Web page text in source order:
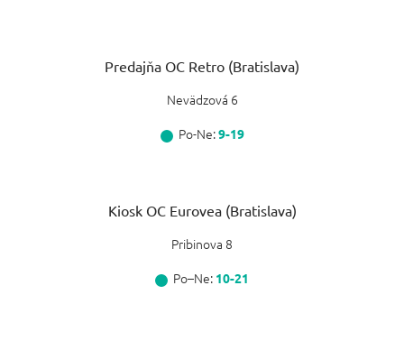
Predajňa OC Retro (Bratislava)
Nevädzová 6
Po-Ne:9-19
Kiosk OC Eurovea (Bratislava)
Pribinova 8
Po–Ne: 10-21